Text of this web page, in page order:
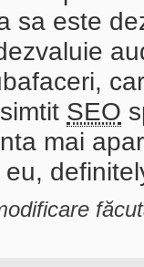
sa este
SEO
mai
eu,